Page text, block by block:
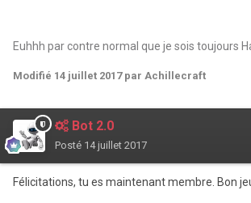
Euhhh par contre normal que je sois toujours
Modifié 14 juillet 2017par Achillecraft
Bot 2.0
Posté 14 juillet 2017
Félicitations, tu es maintenant membre. Bon